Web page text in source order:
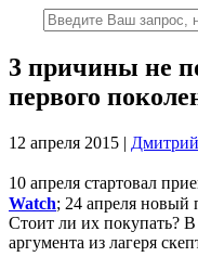
3 причины не
первого
12 апреля 2015 |
10 апреля стартовал
Watch; 24 апреля новый
Стоит ли их покупать?
аргумента из лагеря